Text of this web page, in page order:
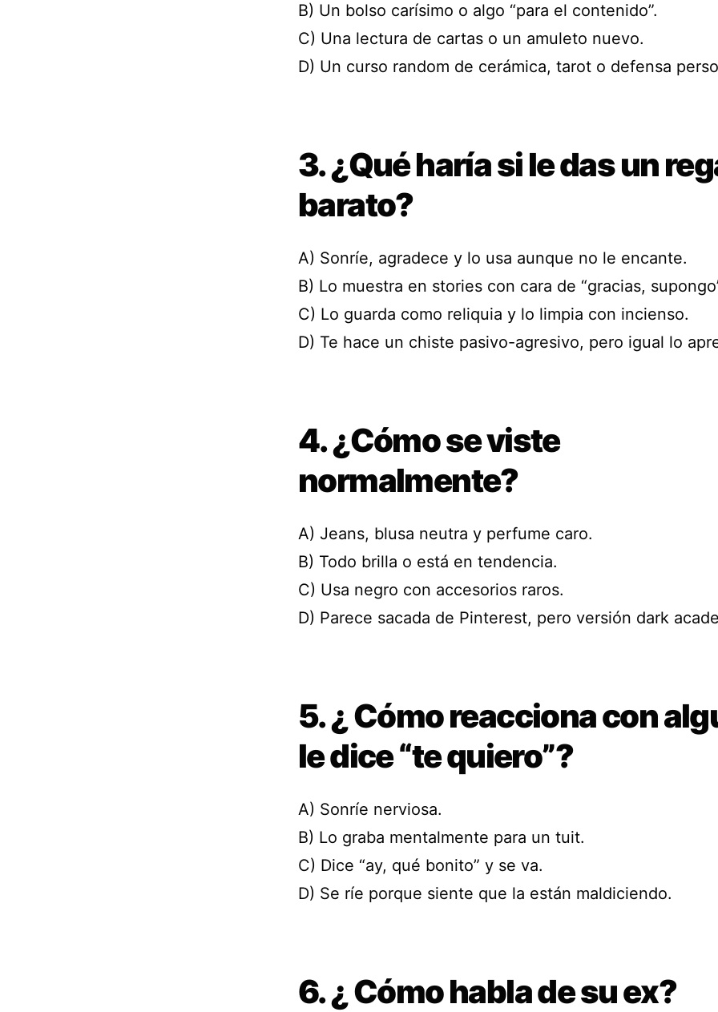
B) Un bolso carísimo o algo “para el contenido”.
C) Una lectura de cartas o un amuleto nuevo.
D) Un curso random de cerámica, tarot o defensa
3. ¿Qué haría si le das un
barato?
A) Sonríe, agradece y lo usa aunque no le encante.
B) Lo muestra en stories con cara de “gracias,
C) Lo guarda como reliquia y lo limpia con incienso.
D) Te hace un chiste pasivo-agresivo, pero igual lo
4. ¿Cómo se viste
normalmente?
A) Jeans, blusa neutra y perfume caro.
B) Todo brilla o está en tendencia.
C) Usa negro con accesorios raros.
D) Parece sacada de Pinterest, pero versión dark
5. ¿ Cómo reacciona con
le dice “te quiero”?
A) Sonríe nerviosa.
B) Lo graba mentalmente para un tuit.
C) Dice “ay, qué bonito” y se va.
D) Se ríe porque siente que la están maldiciendo.
6. ¿ Cómo habla de su ex?